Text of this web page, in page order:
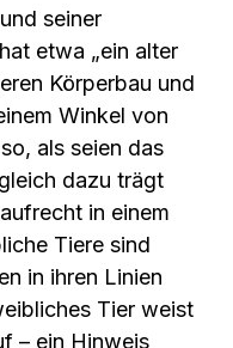
seiner
etwa „ein alter
Körperbau und
Winkel von
als seien das
dazu trägt
in einem
Tiere sind
in ihren Linien
Tier weist
– ein Hinweis